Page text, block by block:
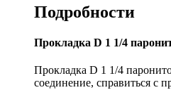
Подробности
Прокладка D 1 1/4
Прокладка D 1 1/4
соединение, справиться с